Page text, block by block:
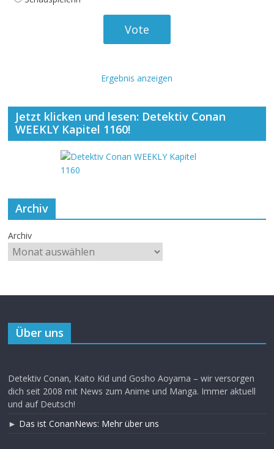
Ergebnis anzeigen
Jetzt klicken und lesen: Detektiv Conan
WEEKLY Kapitel 1160!
Archiv
Archiv
Über uns
Detektiv Conan, Kaito Kid und Gosho Aoyama – wir versorgen
dich seit 2008 mit News zum Anime und Manga. Immer aktuell
und auf Deutsch!
► Das ist ConanNews: Mehr über uns